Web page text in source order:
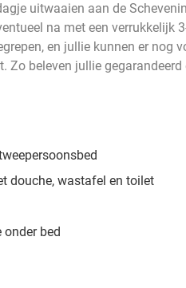
uitwaaien aan de
na met een verrukkelijk
en jullie kunnen er nog
Zo beleven jullie gegarandeerd
douche, wastafel en toilet
onder bed